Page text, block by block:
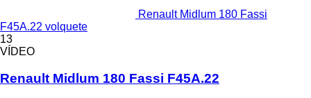
Renault Midlum 180 Fassi
F45A.22 volquete
13
VÍDEO
Renault Midlum 180 Fassi F45A.22